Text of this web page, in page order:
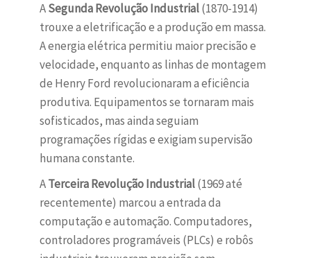
ASegunda Revolução Industrial(1870-1914)
trouxe a eletrificação e a produção em massa.
A energia elétrica permitiu maior precisão e
velocidade, enquanto as linhas de montagem
de Henry Ford revolucionaram a eficiência
produtiva. Equipamentos se tornaram mais
sofisticados, mas ainda seguiam
programações rígidas e exigiam supervisão
humana constante.
ATerceira Revolução Industrial(1969 até
recentemente) marcou a entrada da
computação e automação. Computadores,
controladores programáveis (PLCs) e robôs